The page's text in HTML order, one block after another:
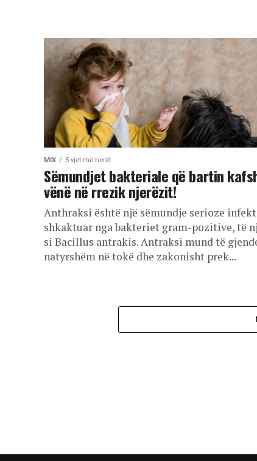
MIX 5 vjet më herët
Sëmundjet bakteriale që bartin
vënë në rrezik njerëzit!
Anthraksi është një sëmundje serioze
shkaktuar nga bakteriet gram-pozitive, të
si Bacillus antrakis. Antraksi mund të
natyrshëm në tokë dhe zakonisht prek...